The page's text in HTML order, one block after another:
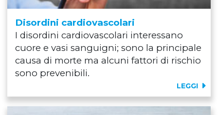
Disordini cardiovascolari
I disordini cardiovascolari interessano
cuore e vasi sanguigni; sono la principale
causa di morte ma alcuni fattori di rischio
sono prevenibili.
LEGGI